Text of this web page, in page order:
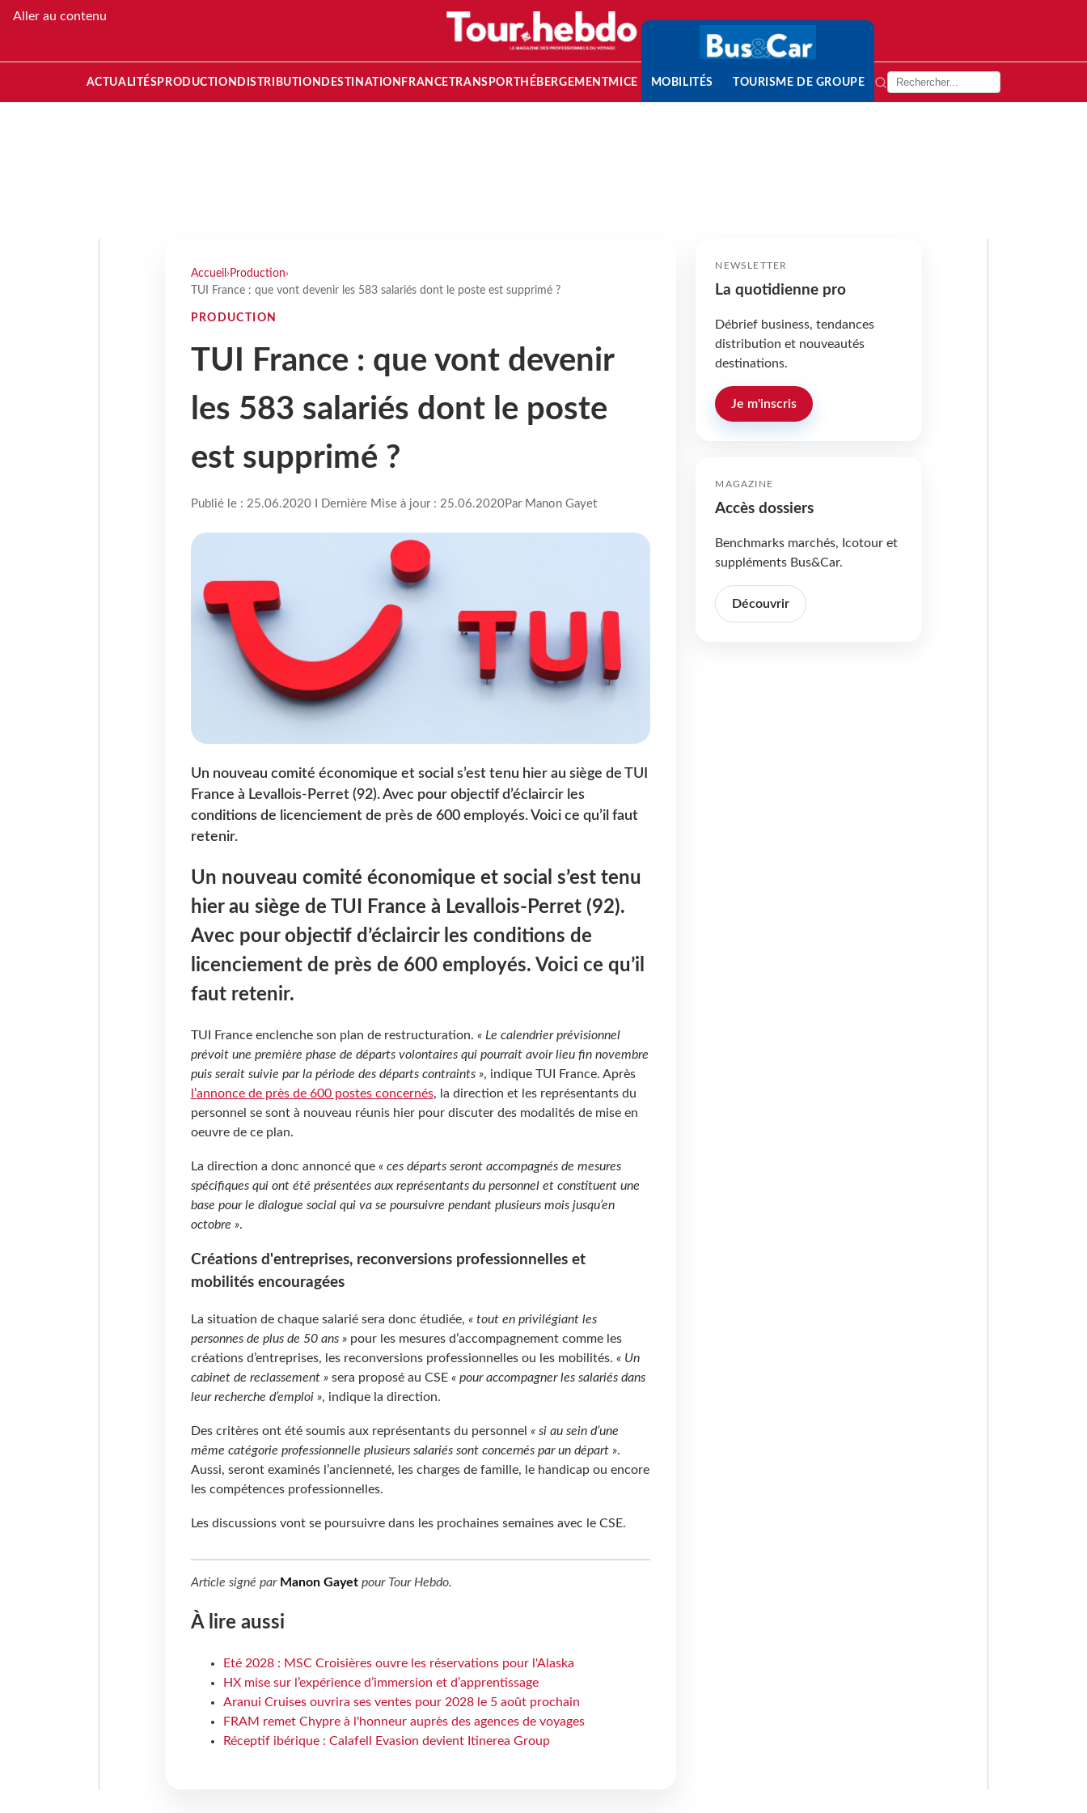
Aller au contenu
ACTUALITÉS PRODUCTION DISTRIBUTION DESTINATION FRANCETRANSPORT HÉBERGEMENTMICE MOBILITÉS TOURISME DE GROUPE
Accueil › Production›
TUI France : que vont devenir les 583 salariés dont le poste est supprimé ?
PRODUCTION
TUI France : que vont devenir
les 583 salariés dont le poste
est supprimé ?
Publié le : 25.06.2020 I Dernière Mise à jour : 25.06.2020Par Manon Gayet
Un nouveau comité économique et social s’est tenu hier au siège de TUI
France à Levallois-Perret (92). Avec pour objectif d’éclaircir les
conditions de licenciement de près de 600 employés. Voici ce qu’il faut
retenir.
Un nouveau comité économique et social s’est tenu
hier au siège de TUI France à Levallois-Perret (92).
Avec pour objectif d’éclaircir les conditions de
licenciement de près de 600 employés. Voici ce qu’il
faut retenir.
TUI France enclenche son plan de restructuration. « Le calendrier prévisionnel
prévoit une première phase de départs volontaires qui pourrait avoir lieu fin novembre
puis serait suivie par la période des départs contraints », indique TUI France. Après
l’annonce de près de 600 postes concernés, la direction et les représentants du
personnel se sont à nouveau réunis hier pour discuter des modalités de mise en
oeuvre de ce plan.
La direction a donc annoncé que « ces départs seront accompagnés de mesures
spécifiques qui ont été présentées aux représentants du personnel et constituent une
base pour le dialogue social qui va se poursuivre pendant plusieurs mois jusqu’en
octobre ».
Créations d'entreprises, reconversions professionnelles et
mobilités encouragées
La situation de chaque salarié sera donc étudiée, « tout en privilégiant les
personnes de plus de 50 ans »pour les mesures d’accompagnement comme les
créations d’entreprises, les reconversions professionnelles ou les mobilités. « Un
cabinet de reclassement »sera proposé au CSE « pour accompagner les salariés dans
leur recherche d’emploi », indique la direction.
Des critères ont été soumis aux représentants du personnel « si au sein d’une
même catégorie professionnelle plusieurs salariés sont concernés par un départ ».
Aussi, seront examinés l’ancienneté, les charges de famille, le handicap ou encore
les compétences professionnelles.
Les discussions vont se poursuivre dans les prochaines semaines avec le CSE.
Article signé par Manon Gayetpour Tour Hebdo.
À lire aussi
Eté 2028 : MSC Croisières ouvre les réservations pour l'Alaska
HX mise sur l’expérience d’immersion et d’apprentissage
Aranui Cruises ouvrira ses ventes pour 2028 le 5 août prochain
FRAM remet Chypre à l'honneur auprès des agences de voyages
Réceptif ibérique : Calafell Evasion devient Itinerea Group
NEWSLETTER
La quotidienne pro
Débrief business, tendances
distribution et nouveautés
destinations.
Je m'inscris
MAGAZINE
Accès dossiers
Benchmarks marchés, Icotour et
suppléments Bus&Car.
Découvrir